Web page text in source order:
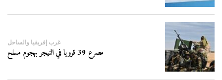
غرب إفريقيا والساحل
مصرع 39 قرويا في النيجر بهجوم مسلح